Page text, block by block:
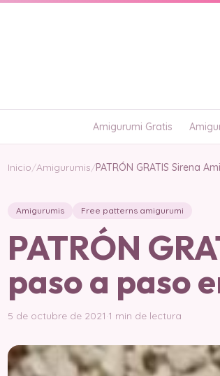
Amigurumi Gratis
Inicio/Amigurumis/PATRÓN GRATIS Sirena
Amigurumis Free patterns amigurumi
PATRÓN
paso a paso
5 de octubre de 2021·1 min de lectura